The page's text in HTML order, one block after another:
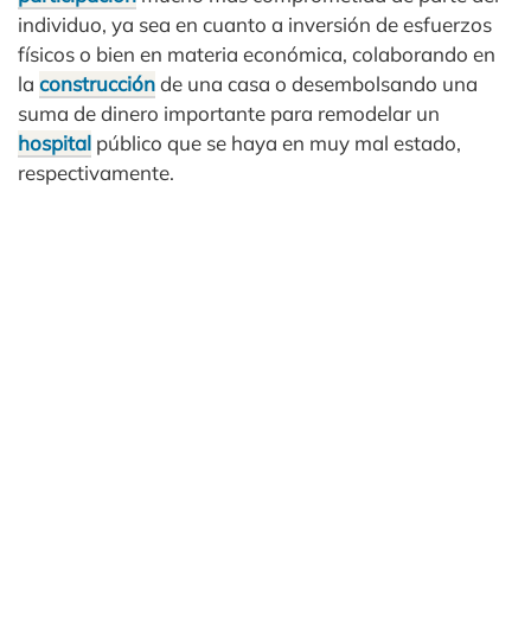
individuo, ya sea en cuanto a inversión de esfuerzos
físicos o bien en materia económica, colaborando en
la construcciónde una casa o desembolsando una
suma de dinero importante para remodelar un
hospital público que se haya en muy mal estado,
respectivamente.